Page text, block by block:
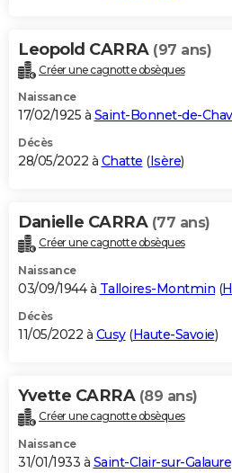
Leopold CARRA (97 ans)
Créer une cagnotte obsèques
Naissance
17/02/1925 à Saint-Bonnet-de-
Décès
28/05/2022 à Chatte (Isère)
Danielle CARRA (77 ans)
Créer une cagnotte obsèques
Naissance
03/09/1944 à Talloires-Montmin (
Décès
11/05/2022 à Cusy(Haute-Savoie)
Yvette CARRA (89 ans)
Créer une cagnotte obsèques
Naissance
31/01/1933 à Saint-Clair-sur-Galaure